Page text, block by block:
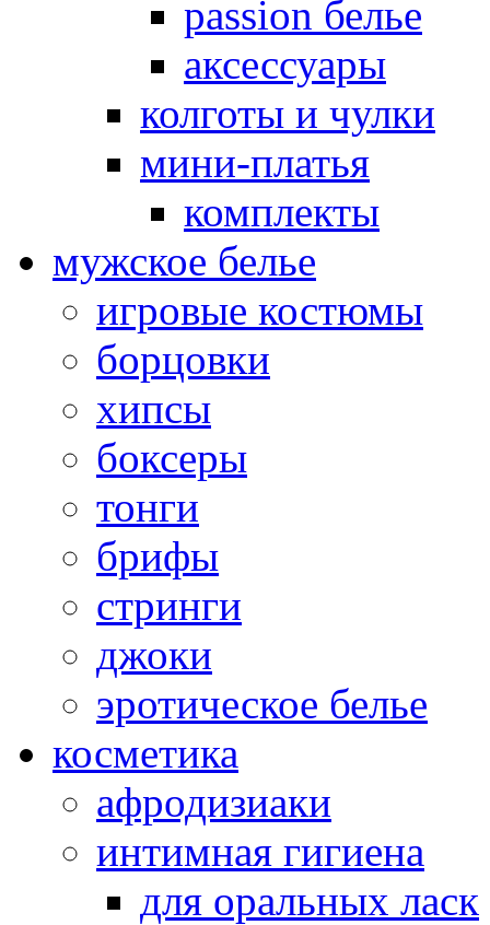
passion белье
аксессуары
колготы и чулки
мини-платья
комплекты
мужское белье
игровые костюмы
борцовки
хипсы
боксеры
тонги
брифы
стринги
джоки
эротическое белье
косметика
афродизиаки
интимная гигиена
для оральных ласк